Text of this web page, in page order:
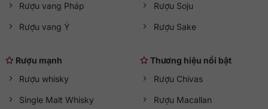
Rượu vang Pháp
Rượu vang Ý
Rượu Soju
Rượu Sake
Rượu mạnh
Rượu whisky
Single Malt Whisky
Thương hiệu nổi bật
Rượu Chivas
Rượu Macallan